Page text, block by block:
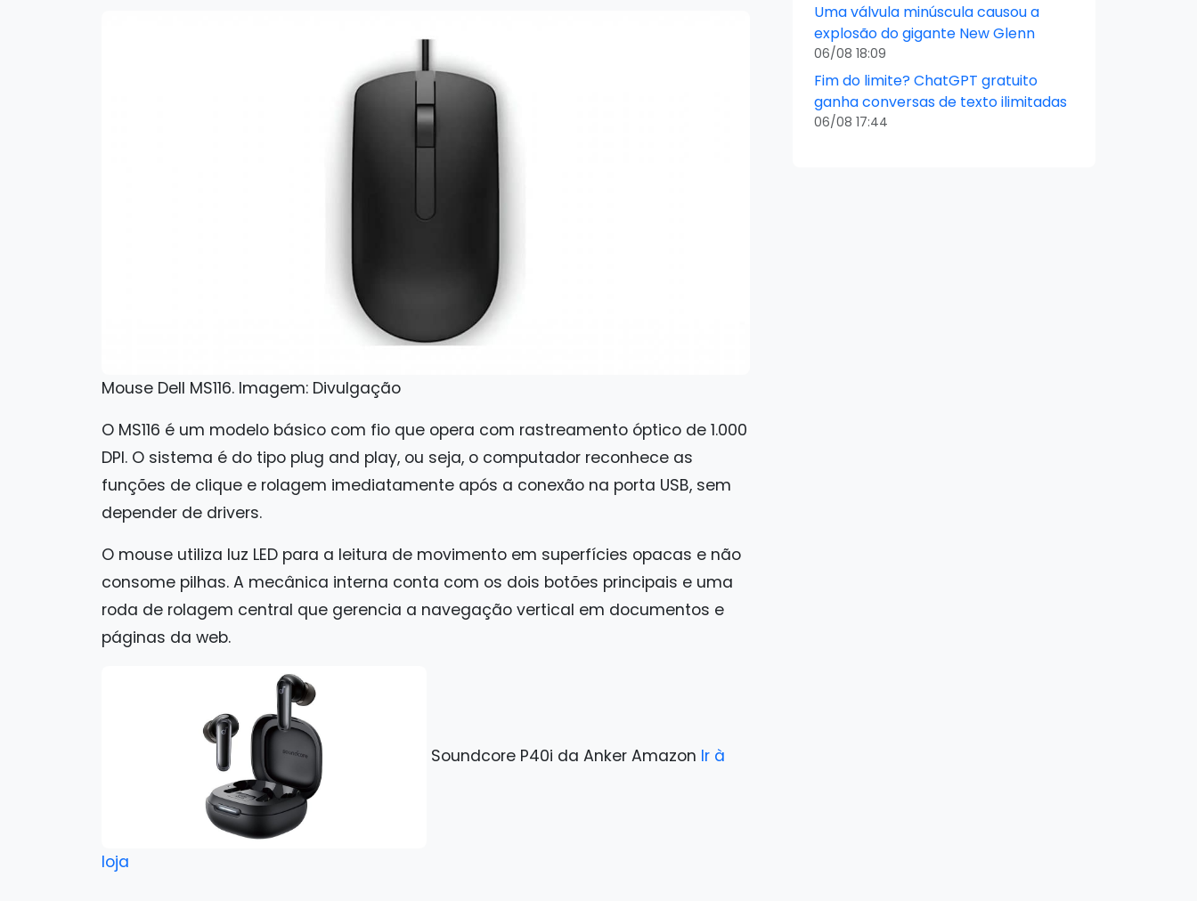
Mouse Dell MS116. Imagem: Divulgação
O MS116 é um modelo básico com fio que opera com rastreamento óptico de 1.000
DPI. O sistema é do tipo plug and play, ou seja, o computador reconhece as
funções de clique e rolagem imediatamente após a conexão na porta USB, sem
depender de drivers.
O mouse utiliza luz LED para a leitura de movimento em superfícies opacas e não
consome pilhas. A mecânica interna conta com os dois botões principais e uma
roda de rolagem central que gerencia a navegação vertical em documentos e
páginas da web.
Soundcore P40i da Anker Amazon Ir à
loja
Uma válvula minúscula causou a
explosão do gigante New Glenn
06/08 18:09
Fim do limite? ChatGPT gratuito
ganha conversas de texto ilimitadas
06/08 17:44